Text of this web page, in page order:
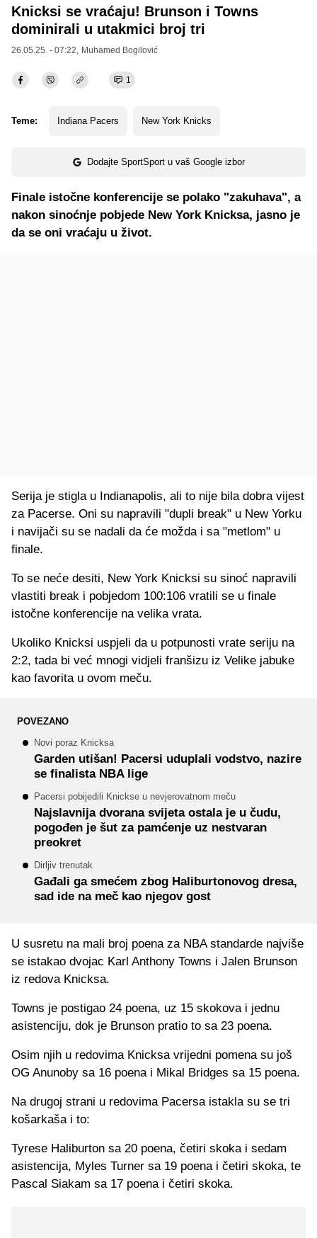
Knicksi se vraćaju! Brunson i Towns
dominirali u utakmici broj tri
26.05.25. - 07:22, Muhamed Bogilović
1
Teme: Indiana Pacers New York Knicks
Dodajte SportSport u vaš Google izbor
Finale istočne konferencije se polako "zakuhava", a
nakon sinoćnje pobjede New York Knicksa, jasno je
da se oni vraćaju u život.
Serija je stigla u Indianapolis, ali to nije bila dobra vijest
za Pacerse. Oni su napravili "dupli break" u New Yorku
i navijači su se nadali da će možda i sa "metlom" u
finale.
To se neće desiti, New York Knicksi su sinoć napravili
vlastiti break i pobjedom 100:106 vratili se u finale
istočne konferencije na velika vrata.
Ukoliko Knicksi uspjeli da u potpunosti vrate seriju na
2:2, tada bi već mnogi vidjeli franšizu iz Velike jabuke
kao favorita u ovom meču.
POVEZANO
Novi poraz Knicksa
Garden utišan! Pacersi uduplali vodstvo, nazire
se finalista NBA lige
Pacersi pobijedili Knickse u nevjerovatnom meču
Najslavnija dvorana svijeta ostala je u čudu,
pogođen je šut za pamćenje uz nestvaran
preokret
Dirljiv trenutak
Gađali ga smećem zbog Haliburtonovog dresa,
sad ide na meč kao njegov gost
U susretu na mali broj poena za NBA standarde najviše
se istakao dvojac Karl Anthony Towns i Jalen Brunson
iz redova Knicksa.
Towns je postigao 24 poena, uz 15 skokova i jednu
asistenciju, dok je Brunson pratio to sa 23 poena.
Osim njih u redovima Knicksa vrijedni pomena su još
OG Anunoby sa 16 poena i Mikal Bridges sa 15 poena.
Na drugoj strani u redovima Pacersa istakla su se tri
košarkaša i to:
Tyrese Haliburton sa 20 poena, četiri skoka i sedam
asistencija, Myles Turner sa 19 poena i četiri skoka, te
Pascal Siakam sa 17 poena i četiri skoka.